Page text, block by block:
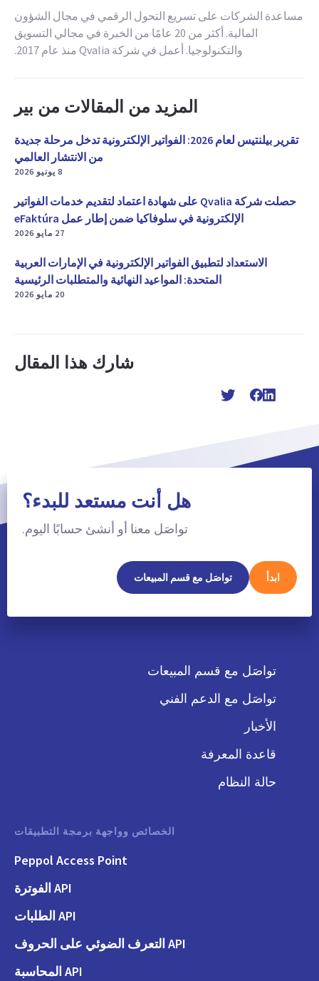
مساعدة الشركات على تسريع التحول الرقمي في مجال الشؤون
المالية. أكثر من 20 عامًا من الخبرة في مجالي التسويق
والتكنولوجيا. أعمل في شركة Qvalia منذ عام 2017.
المزيد من المقالات من بير
تقرير بيلنتيس لعام 2026: الفواتير الإلكترونية تدخل مرحلة جديدة
من الانتشار العالمي
8 يونيو 2026
حصلت شركة Qvalia على شهادة اعتماد لتقديم خدمات الفواتير
الإلكترونية في سلوفاكيا ضمن إطار عمل eFaktúra
27 مايو 2026
الاستعداد لتطبيق الفواتير الإلكترونية في الإمارات العربية
المتحدة: المواعيد النهائية والمتطلبات الرئيسية
20 مايو 2026
شارك هذا المقال
هل أنت مستعد للبدء؟
تواصَل معنا أو أنشئ حسابًا اليوم.
ابدأ تواصَل مع قسم المبيعات
تواصَل مع قسم المبيعات
تواصَل مع الدعم الفني
الأخبار
قاعدة المعرفة
حالة النظام
الخصائص وواجهة برمجة التطبيقات
Peppol Access Point
API الفوترة
API الطلبات
API التعرف الضوئي على الحروف
API المحاسبة